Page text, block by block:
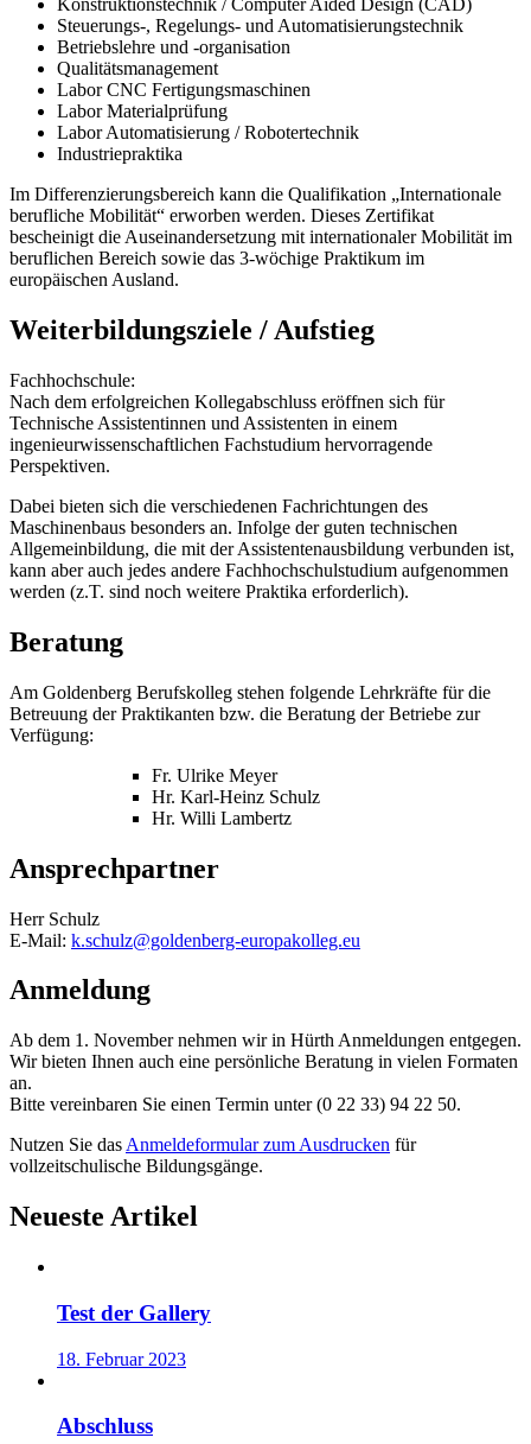
Konstruktionstechnik / Computer Aided Design (CAD)
Steuerungs-, Regelungs- und Automatisierungstechnik
Betriebslehre und -organisation
Qualitätsmanagement
Labor CNC Fertigungsmaschinen
Labor Materialprüfung
Labor Automatisierung / Robotertechnik
Industriepraktika
Im Differenzierungsbereich kann die Qualifikation „Internationale
berufliche Mobilität“ erworben werden. Dieses Zertifikat
bescheinigt die Auseinandersetzung mit internationaler Mobilität im
beruflichen Bereich sowie das 3-wöchige Praktikum im
europäischen Ausland.
Weiterbildungsziele / Aufstieg
Fachhochschule:
Nach dem erfolgreichen Kollegabschluss eröffnen sich für
Technische Assistentinnen und Assistenten in einem
ingenieurwissenschaftlichen Fachstudium hervorragende
Perspektiven.
Dabei bieten sich die verschiedenen Fachrichtungen des
Maschinenbaus besonders an. Infolge der guten technischen
Allgemeinbildung, die mit der Assistentenausbildung verbunden ist,
kann aber auch jedes andere Fachhochschulstudium aufgenommen
werden (z.T. sind noch weitere Praktika erforderlich).
Beratung
Am Goldenberg Berufskolleg stehen folgende Lehrkräfte für die
Betreuung der Praktikanten bzw. die Beratung der Betriebe zur
Verfügung:
Fr. Ulrike Meyer
Hr. Karl-Heinz Schulz
Hr. Willi Lambertz
Ansprechpartner
Herr Schulz
E-Mail: k.schulz@goldenberg-europakolleg.eu
Anmeldung
Ab dem 1. November nehmen wir in Hürth Anmeldungen entgegen.
Wir bieten Ihnen auch eine persönliche Beratung in vielen Formaten
an.
Bitte vereinbaren Sie einen Termin unter (0 22 33) 94 22 50.
Nutzen Sie das Anmeldeformular zum Ausdrucken für
vollzeitschulische Bildungsgänge.
Neueste Artikel
Test der Gallery
18. Februar 2023
Abschluss